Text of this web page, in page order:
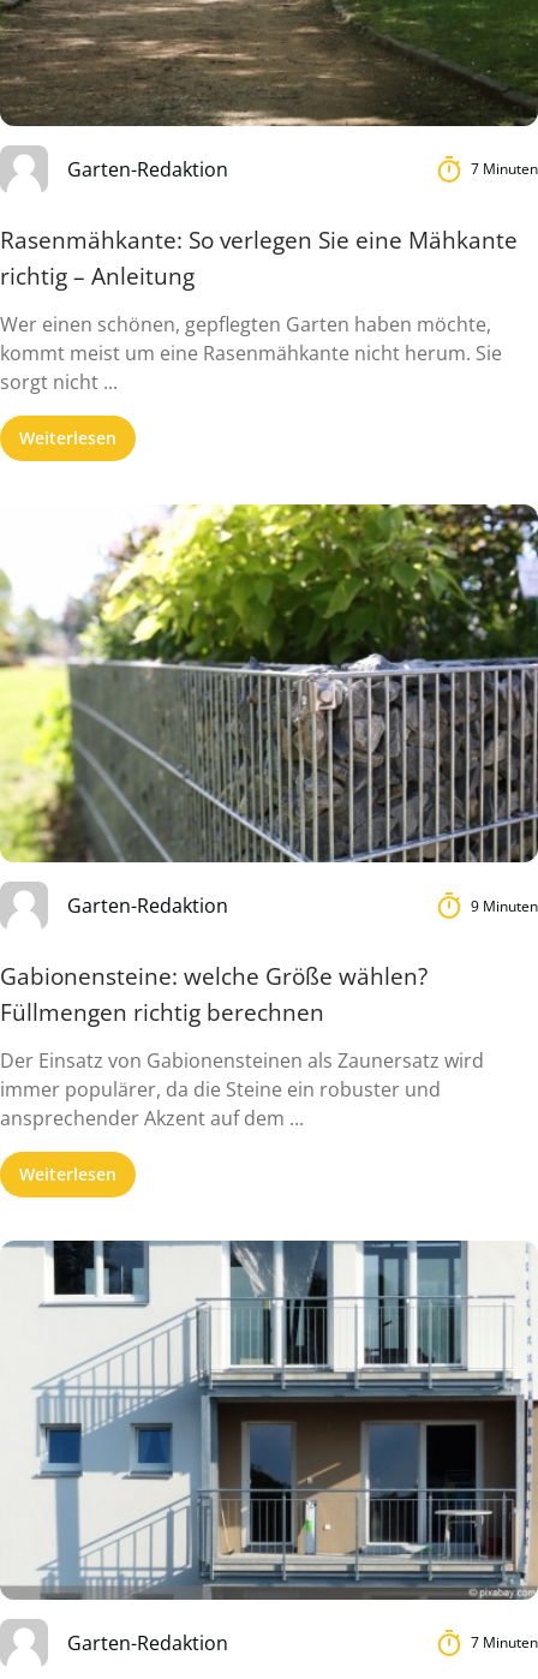
Garten-Redaktion 7 Minuten
Rasenmähkante: So verlegen Sie eine Mähkante
richtig – Anleitung
Wer einen schönen, gepflegten Garten haben möchte,
kommt meist um eine Rasenmähkante nicht herum. Sie
sorgt nicht ...
Weiterlesen
Garten-Redaktion 9 Minuten
Gabionensteine: welche Größe wählen?
Füllmengen richtig berechnen
Der Einsatz von Gabionensteinen als Zaunersatz wird
immer populärer, da die Steine ein robuster und
ansprechender Akzent auf dem ...
Weiterlesen
Garten-Redaktion 7 Minuten